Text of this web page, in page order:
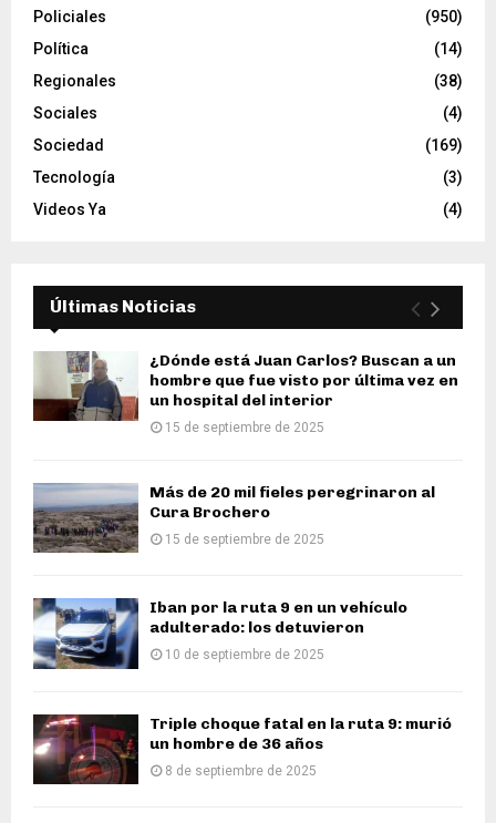
Policiales
(950)
Política
(14)
Regionales
(38)
Sociales
(4)
Sociedad
(169)
Tecnología
(3)
Videos Ya
(4)
Últimas Noticias
¿Dónde está Juan Carlos? Buscan a un
hombre que fue visto por última vez en
un hospital del interior
15 de septiembre de 2025
Más de 20 mil fieles peregrinaron al
Cura Brochero
15 de septiembre de 2025
Iban por la ruta 9 en un vehículo
adulterado: los detuvieron
10 de septiembre de 2025
Triple choque fatal en la ruta 9: murió
un hombre de 36 años
8 de septiembre de 2025